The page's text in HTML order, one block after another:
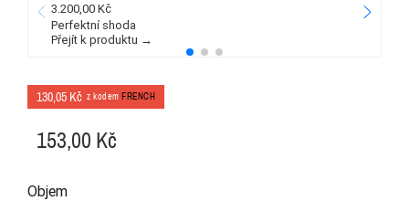
3.200,00 Kč
Perfektní shoda
Přejít k produktu →
130,05 Kč z kodem FRENCH
153,00 Kč
Objem